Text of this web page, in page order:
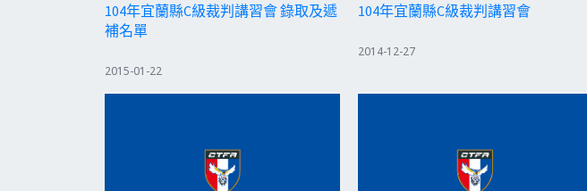
104年宜蘭縣C級裁判講習會 錄取及遞
補名單
2015-01-22
104年宜蘭縣C級裁判講習會
2014-12-27